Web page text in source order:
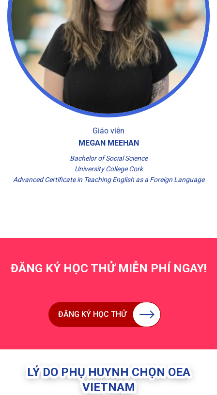
Giáo viên
MEGAN MEEHAN
Bachelor of Social Science
University College Cork
Advanced Certificate in Teaching English as a Foreign Language
ĐĂNG KÝ HỌC THỬ MIỄN PHÍ NGAY!
ĐĂNG KÝ HỌC THỬ
LÝ DO PHỤ HUYNH CHỌN OEA
VIETNAM